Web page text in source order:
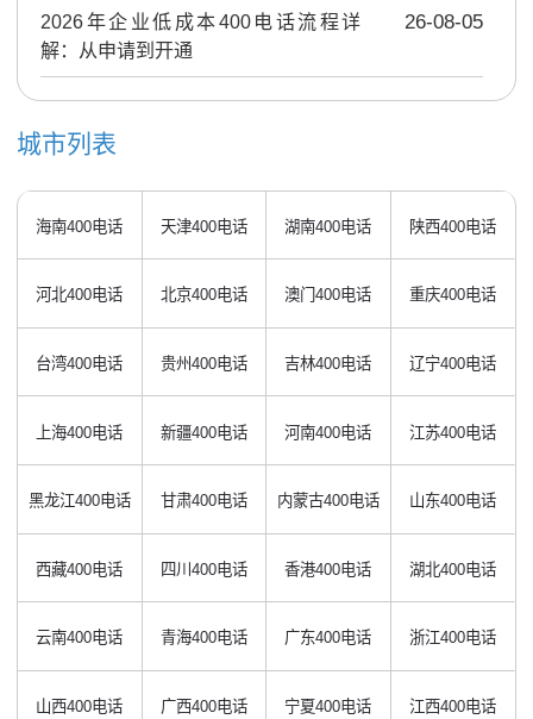
2026年企业低成本400电话流程详
解：从申请到开通
26-08-05
城市列表
海南400电话 天津400电话 湖南400电话 陕西400电话
河北400电话 北京400电话 澳门400电话 重庆400电话
台湾400电话 贵州400电话 吉林400电话 辽宁400电话
上海400电话 新疆400电话 河南400电话 江苏400电话
黑龙江400电话 甘肃400电话 内蒙古400电话 山东400电话
西藏400电话 四川400电话 香港400电话 湖北400电话
云南400电话 青海400电话 广东400电话 浙江400电话
山西400电话 广西400电话 宁夏400电话 江西400电话